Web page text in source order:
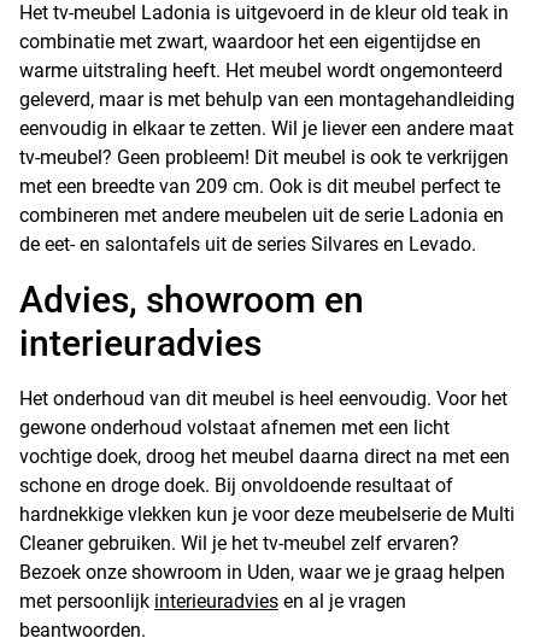
Het tv-meubel Ladonia is uitgevoerd in de kleur old teak in
combinatie met zwart, waardoor het een eigentijdse en
warme uitstraling heeft. Het meubel wordt ongemonteerd
geleverd, maar is met behulp van een montagehandleiding
eenvoudig in elkaar te zetten. Wil je liever een andere maat
tv-meubel? Geen probleem! Dit meubel is ook te verkrijgen
met een breedte van 209 cm. Ook is dit meubel perfect te
combineren met andere meubelen uit de serie Ladonia en
de eet- en salontafels uit de series Silvares en Levado.
Advies, showroom en
interieuradvies
Het onderhoud van dit meubel is heel eenvoudig. Voor het
gewone onderhoud volstaat afnemen met een licht
vochtige doek, droog het meubel daarna direct na met een
schone en droge doek. Bij onvoldoende resultaat of
hardnekkige vlekken kun je voor deze meubelserie de Multi
Cleaner gebruiken. Wil je het tv-meubel zelf ervaren?
Bezoek onze showroom in Uden, waar we je graag helpen
met persoonlijk interieuradvies en al je vragen
beantwoorden.